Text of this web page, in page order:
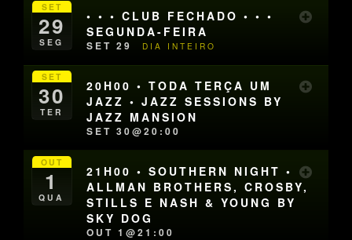
SET
29
SEG
• • • CLUB FECHADO • • •
SEGUNDA-FEIRA
SET 29 DIA INTEIRO
SET
30
TER
20H00 • TODA TERÇA UM
JAZZ • JAZZ SESSIONS BY
JAZZ MANSION
SET 30@20:00
OUT
1
QUA
21H00 • SOUTHERN NIGHT •
ALLMAN BROTHERS, CROSBY,
STILLS E NASH & YOUNG BY
SKY DOG
OUT 1@21:00